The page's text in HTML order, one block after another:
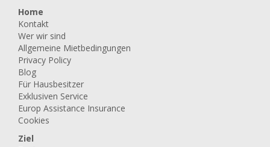
Home
Kontakt
Wer wir sind
Allgemeine Mietbedingungen
Privacy Policy
Blog
Für Hausbesitzer
Exklusiven Service
Europ Assistance Insurance
Cookies
Ziel